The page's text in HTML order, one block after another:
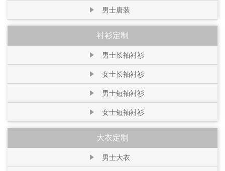
男士唐装
衬衫定制
男士长袖衬衫
女士长袖衬衫
男士短袖衬衫
女士短袖衬衫
大衣定制
男士大衣